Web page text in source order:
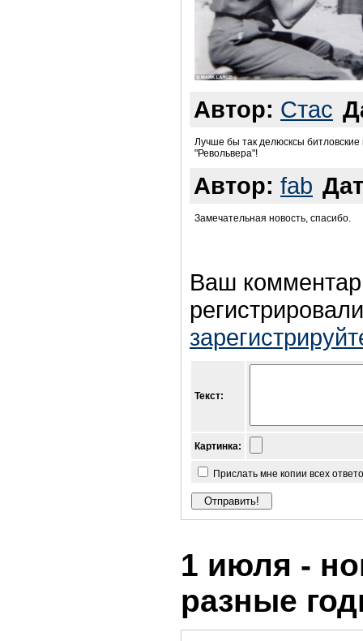
Автор: Стас
Лучше бы так делюсксы
"Револьвера"!
Автор: fab
Замечательная новость, спасибо.
Ваш
Текст:
Картинка:
Прислать мне копии всех
1 июля -
разные